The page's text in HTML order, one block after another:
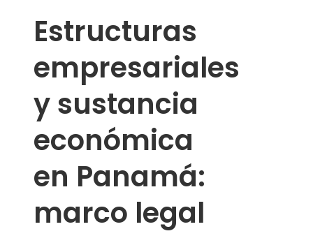
Estructuras
empresariales
y sustancia
económica
en Panamá:
marco legal